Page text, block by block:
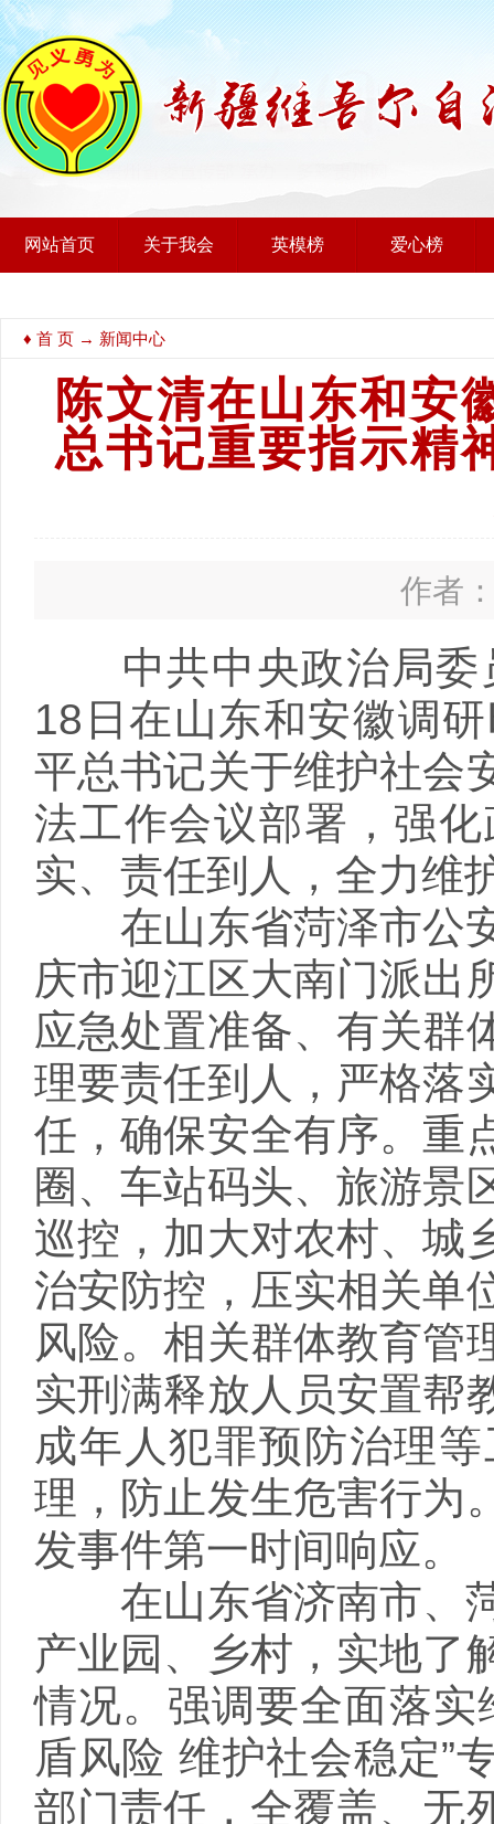
网站首页 关于我会 英模榜 爱心榜
♦ 首 页 → 新闻中心
陈文清在山东和安
总书记重要指示精
作者
中共中央政治局委
18日在山东和安徽调
平总书记关于维护社会
法工作会议部署，强
实、责任到人，全力维
在山东省菏泽市公安
庆市迎江区大南门派出
应急处置准备、有关群
理要责任到人，严格落
任，确保安全有序。重
圈、车站码头、旅游景
巡控，加大对农村、城
治安防控，压实相关单
风险。相关群体教育管
实刑满释放人员安置帮
成年人犯罪预防治理
理，防止发生危害行为
发事件第一时间响应。
在山东省济南市、菏
产业园、乡村，实地了
情况。强调要全面落实
盾风险 维护社会稳定”
部门责任，全覆盖、无